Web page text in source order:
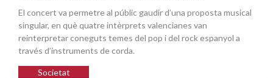
El concert va permetre al públic gaudir d’una proposta musical
singular, en què quatre intèrprets valencianes van
reinterpretar coneguts temes del pop i del rock espanyol a
través d’instruments de corda.
Societat